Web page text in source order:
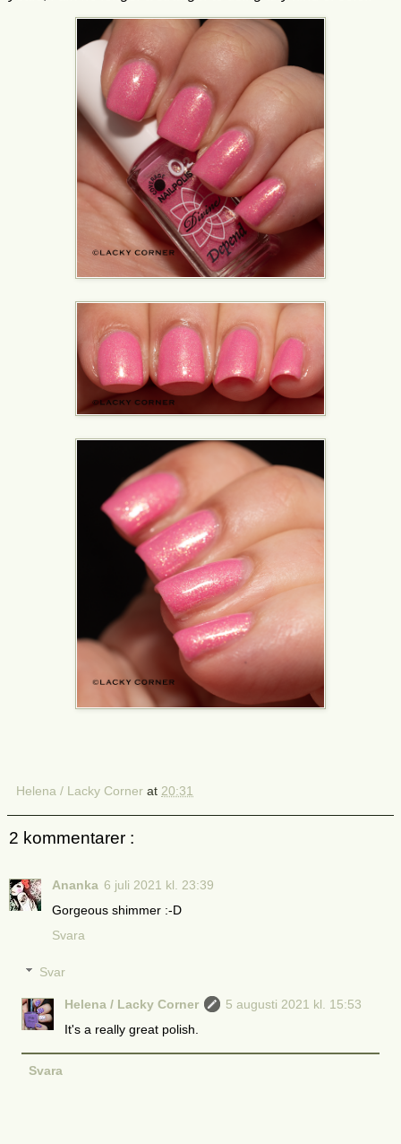
Helena / Lacky Corner at 20:31
2 kommentarer :
Ananka 6 juli 2021 kl. 23:39
Gorgeous shimmer :-D
Svara
Svar
Helena / Lacky Corner
5 augusti 2021 kl. 15:53
It's a really great polish.
Svara